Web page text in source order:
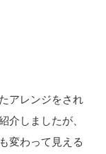
アレンジをされ
介しましたが、
変わって見える